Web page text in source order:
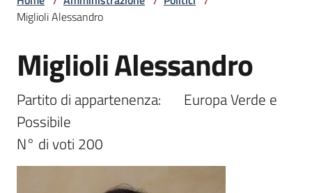
Amministrazione
Menu selezionato
Servizi
Novità
Vivere
Miglioli Alessandro
Salta al contenuto
Miglioli Alessandro
Partito di appartenenza:	Europa Verde e
Possibile
N° di voti 200